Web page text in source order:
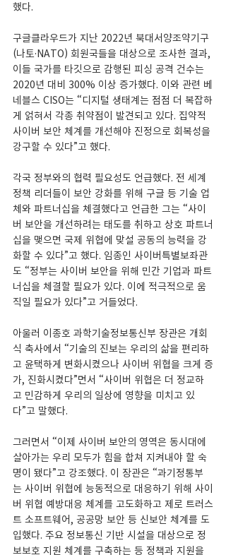
했다.
구글클라우드가 지난 2022년 북대서양조약기구
(나토·NATO) 회원국들을 대상으로 조사한 결과,
이들 국가를 타깃으로 감행된 피싱 공격 건수는
2020년 대비 300% 이상 증가했다. 이와 관련 베
네블스 CISO는 “디지털 생태계는 점점 더 복잡하
게 얽혀서 각종 취약점이 발견되고 있다. 집약적
사이버 보안 체계를 개선해야 진정으로 회복성을
강구할 수 있다”고 했다.
각국 정부와의 협력 필요성도 언급했다. 전 세계
정책 리더들이 보안 강화를 위해 구글 등 기술 업
체와 파트너십을 체결했다고 언급한 그는 “사이
버 보안을 개선하려는 태도를 취하고 상호 파트너
십을 맺으면 국제 위협에 맞설 공동의 능력을 강
화할 수 있다”고 했다. 임종인 사이버특별보좌관
도 “정부는 사이버 보안을 위해 민간 기업과 파트
너십을 체결할 필요가 있다. 이에 적극적으로 움
직일 필요가 있다”고 거들었다.
아울러 이종호 과학기술정보통신부 장관은 개회
식 축사에서 “기술의 진보는 우리의 삶을 편리하
고 윤택하게 변화시켰으나 사이버 위협을 크게 증
가, 진화시켰다”면서 “사이버 위협은 더 정교하
고 민감하게 우리의 일상에 영향을 미치고 있
다”고 말했다.
그러면서 “이제 사이버 보안의 영역은 동시대에
살아가는 우리 모두가 힘을 합쳐 지켜내야 할 숙
명이 됐다”고 강조했다. 이 장관은 “과기정통부
는 사이버 위협에 능동적으로 대응하기 위해 사이
버 위협 예방대응 체계를 고도화하고 제로 트러스
트 소프트웨어, 공공망 보안 등 신보안 체계를 도
입했다. 주요 정보통신 기반 시설을 대상으로 정
보보호 지원 체계를 구축하는 등 정책과 지원을